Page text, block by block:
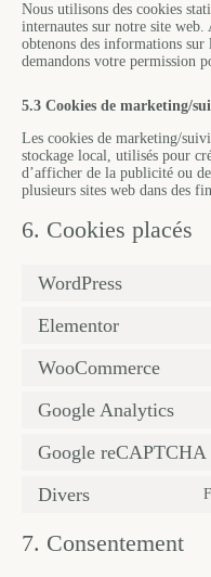
Nous utilisons des cookies
internautes sur notre site web.
obtenons des informations
demandons votre permission
5.3 Cookies de marketing/
Les cookies de marketing/
stockage local, utilisés pour
d’afficher de la publicité ou
plusieurs sites web dans des
6. Cookies placés
WordPress
Elementor
WooCommerce
Google Analytics
Google reCAPTCHA
Divers
7. Consentement